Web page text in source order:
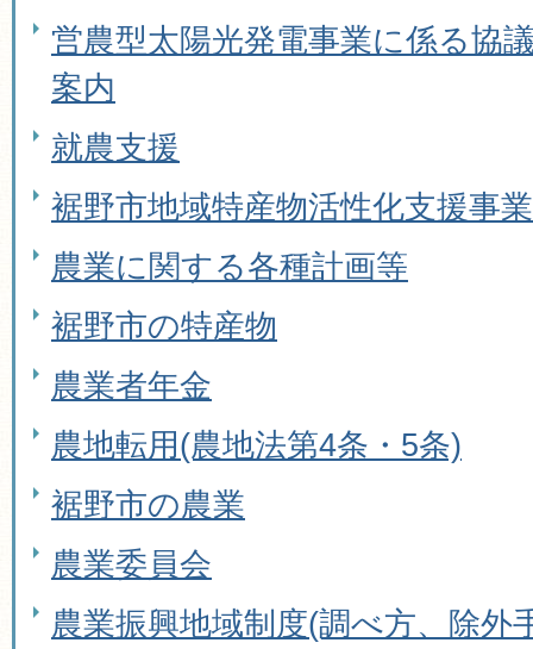
営農型太陽光発電事業に係る協
案内
就農支援
裾野市地域特産物活性化支援事
農業に関する各種計画等
裾野市の特産物
農業者年金
農地転用(農地法第4条・5条)
裾野市の農業
農業委員会
農業振興地域制度(調べ方、除外